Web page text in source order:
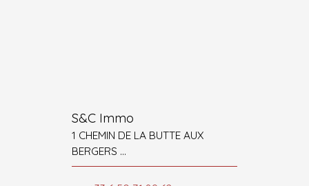
S&C Immo
1 CHEMIN DE LA BUTTE AUX
BERGERS
77860 SAINT-GERMAIN-SUR-
MORIN